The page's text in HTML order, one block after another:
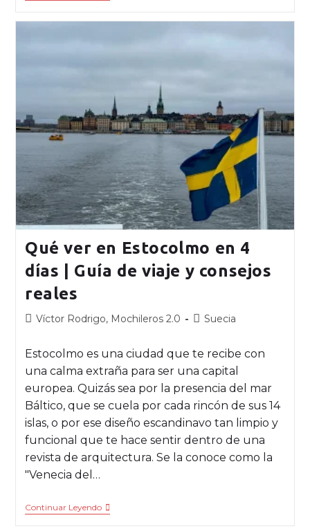
Qué ver en Estocolmo en 4
días | Guía de viaje y consejos
reales
Víctor Rodrigo, Mochileros 2.0 Suecia
Estocolmo es una ciudad que te recibe con
una calma extraña para ser una capital
europea. Quizás sea por la presencia del mar
Báltico, que se cuela por cada rincón de sus 14
islas, o por ese diseño escandinavo tan limpio y
funcional que te hace sentir dentro de una
revista de arquitectura. Se la conoce como la
"Venecia del…
Continuar Leyendo